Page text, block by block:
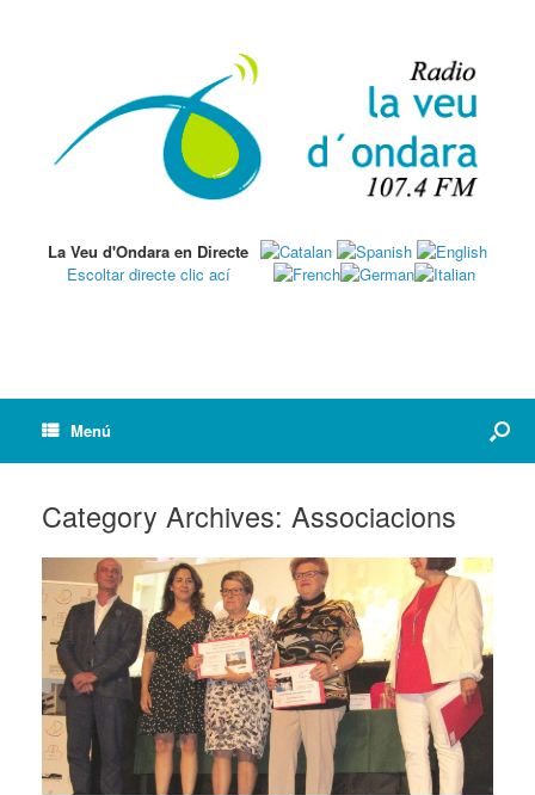
La Veu d'Ondara en Directe
Escoltar directe clic ací
Menú
Category Archives: Associacions